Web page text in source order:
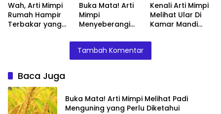
Wah, Arti Mimpi
Rumah Hampir
Terbakar yang
Buka Mata! Arti
Mimpi
Menyeberangi
Teman Ternyata
Ini Artinya
Menurut Pakar
Kenali Arti Mimpi
Melihat Ular Di
Kamar Mandi
Ini Penjelasannya
Tambah Komentar
Baca Juga
Buka Mata! Arti Mimpi Melihat Padi
Menguning yang Perlu Diketahui